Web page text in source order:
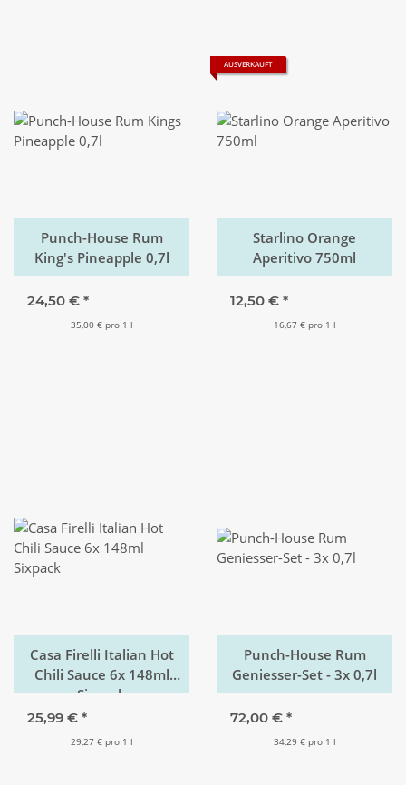
Punch-House Rum
King's Pineapple 0,7l
24,50 € *
35,00 € pro 1 l
AUSVERKAUFT
Starlino Orange
Aperitivo 750ml
12,50 € *
16,67 € pro 1 l
Casa Firelli Italian Hot
Chili Sauce 6x 148ml
Sixpack
25,99 € *
29,27 € pro 1 l
Punch-House Rum
Geniesser-Set - 3x 0,7l
72,00 € *
34,29 € pro 1 l